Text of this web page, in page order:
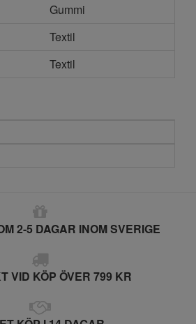
Gummi
Textil
Textil
2-5 DAGAR INOM SVERIGE
VID KÖP ÖVER 799 KR